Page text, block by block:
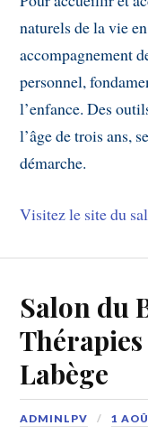
naturels de la vie
accompagnement
personnel,
l’enfance. Des
l’âge de trois ans,
démarche.
Visitez le site du
Salon du
Labège
ADMINLPV 1